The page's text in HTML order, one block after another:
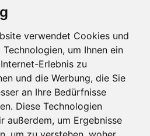
verwendet Cookies und
um Ihnen ein
Erlebnis zu
und die Werbung, die Sie
an Ihre Bedürfnisse
Diese Technologien
außerdem, um Ergebnisse
EINSTELLUNGEN